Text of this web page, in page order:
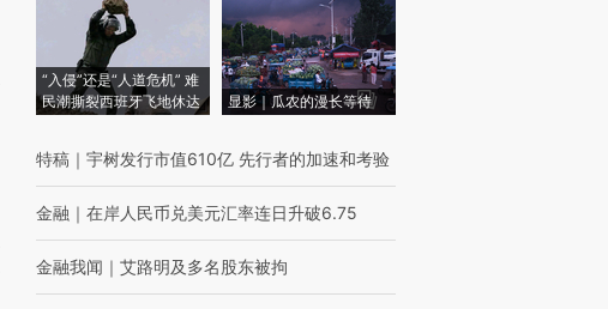
“入侵”还是“人道危机” 难
民潮撕裂西班牙飞地休达
显影｜瓜农的漫长等待
特稿 ｜ 宇树发行市值610亿 先行者的加速和考验
金融 ｜ 在岸人民币兑美元汇率连日升破6.75
金融我闻 ｜ 艾路明及多名股东被拘